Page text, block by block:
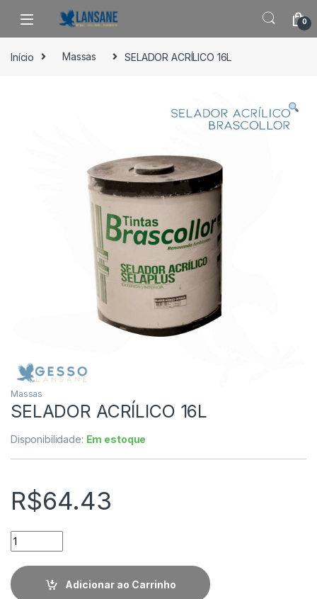
Saltar para navegação
Pular para o conteúdo
0
Início Massas SELADOR ACRÍLICO 16L
Massas
SELADOR ACRÍLICO 16L
Disponibilidade: Em estoque
R$64.43
Quantidade
Adicionar ao Carrinho